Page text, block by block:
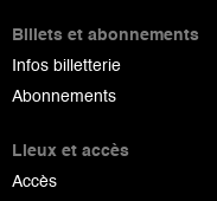
Billets et abonnements
Infos billetterie
Abonnements
Lieux et accès
Accès